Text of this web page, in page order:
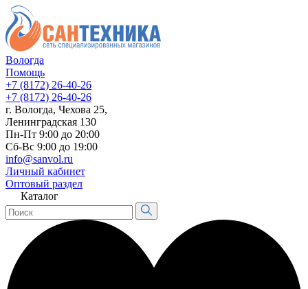
Вологда
Помощь
+7 (8172) 26-40-26
+7 (8172) 26-40-26
г. Вологда, Чехова 25,
Ленинградская 130
Пн-Пт 9:00 до 20:00
Сб-Вс 9:00 до 19:00
info@sanvol.ru
Личный кабинет
Оптовый раздел
Каталог